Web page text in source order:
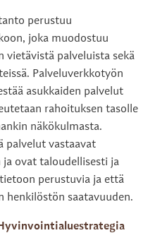
perustuu
joka muodostuu
vietävistä palveluista sekä
Palveluverkkotyön
asukkaiden palvelut
rahoituksen tasolle
näkökulmasta.
palvelut vastaavat
ja ovat taloudellisesti ja
perustuvia ja että
henkilöstön saatavuuden.